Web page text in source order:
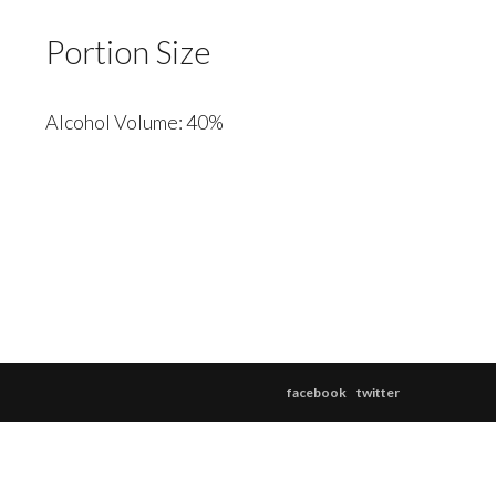
Portion Size
Alcohol Volume: 40%
facebook twitter